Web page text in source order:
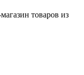
товаров из